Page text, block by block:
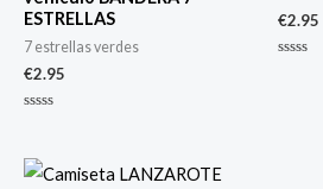
ESTRELLAS
7 estrellas verdes
€2.95
de
5
€2.95